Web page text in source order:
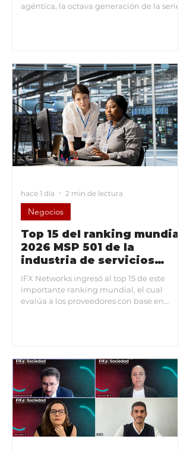
agéntica, la octava generación de la serie
mercado la octava generación de
plegables de Samsung, combinando
Inteligencia Artificial con un hardware
adaptado a diferentes estilos de vida y tres
diferentes experiencias. Galaxy Z Fold 8
Ultra: La ex
Top 15 del ranking mundial
2026 MSP 501 de la
industria de servicios
gestionados
IFX Networks ingresó al top 15 de este
importante ranking mundial, el cual
evalúa a los proveedores con base en
Latina. IFX alcanzó la posición 15 en este
ranking, destacando con mayor solidez
financiera, ingresos recurrentes y
eficiencia operativa del sector. La edición
2026 de este ranking ha sido una de las
más competi
Negocios
hace 1 día 2 min de lectura